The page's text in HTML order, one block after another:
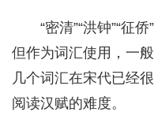
“密清”“洪钟”“征
但作为词汇使用，一
几个词汇在宋代已经
阅读汉赋的难度。